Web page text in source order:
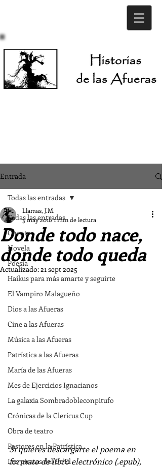
Entrada
Todas las entradas
Cuento
Novela
Poesía
Haikus para más amarte y seguirte
El Vampiro Malagueño
Dios a las Afueras
Cine a las Afueras
Música a las Afueras
Patrística a las Afueras
María de las Afueras
Mes de Ejercicios Ignacianos
La galaxia Sombradobleconpitufo
Crónicas de la Clericus Cup
Obra de teatro
Pastores en la Patrística
Los piratas del Go'El
Todas las entradas
Donde todo nace,
donde todo queda
Llamas, J.M.
3 may 20161 min de lectura
Actualizado:21 sept 2025
Si quieres descargarte el poema en
formato de libro electrónico (.epub),